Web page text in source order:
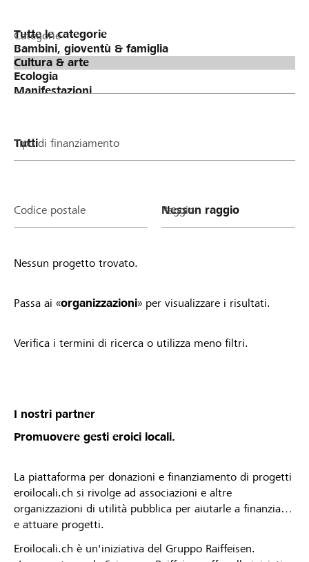
Categorie
Tipo di finanziamento
Codice postale Raggio
Nessun progetto trovato.
Passa ai «organizzazioni» per visualizzare i risultati.
Verifica i termini di ricerca o utilizza meno filtri.
I nostri partner
Promuovere gesti eroici locali.
La piattaforma per donazioni e finanziamento di progetti
eroilocali.ch si rivolge ad associazioni e altre
organizzazioni di utilità pubblica per aiutarle a finanziare
e attuare progetti.
Eroilocali.ch è un'iniziativa del Gruppo Raiffeisen.